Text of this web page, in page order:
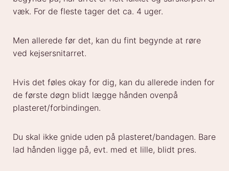
væk. For de fleste tager det ca. 4 uger.
Men allerede før det, kan du fint begynde at røre
ved kejsersnitarret.
Hvis det føles okay for dig, kan du allerede inden for
de første døgn blidt lægge hånden ovenpå
plasteret/forbindingen.
Du skal ikke gnide uden på plasteret/bandagen. Bare
lad hånden ligge på, evt. med et lille, blidt pres.